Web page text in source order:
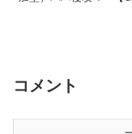
コメント